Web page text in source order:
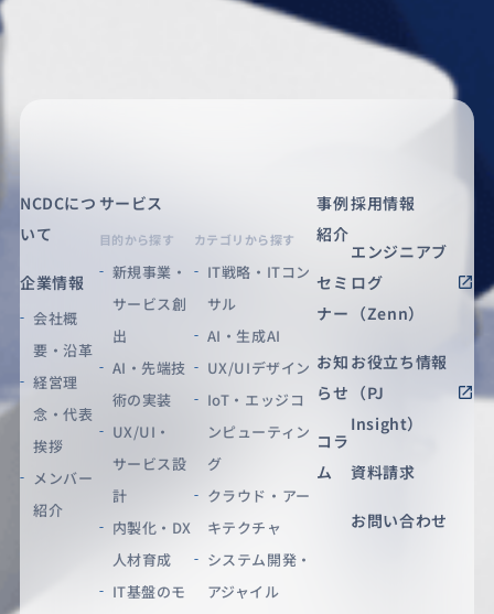
NCDCにつ
いて
企業情報
会社概
要・沿革
経営理
念・代表
挨拶
メンバー
紹介
サービス
目的から探す
新規事業・
サービス創
出
AI・先端技
術の実装
UX/UI・
サービス設
計
内製化・DX
人材育成
IT基盤のモ
カテゴリから探す
IT戦略・ITコン
サル
AI・生成AI
UX/UIデザイン
IoT・エッジコ
ンピューティン
グ
クラウド・アー
キテクチャ
システム開発・
アジャイル
事例
紹介
セミ
ナー
お知
らせ
コラ
ム
採用情報
エンジニアブ
ログ
（Zenn）
お役立ち情報
（PJ
Insight）
資料請求
お問い合わせ